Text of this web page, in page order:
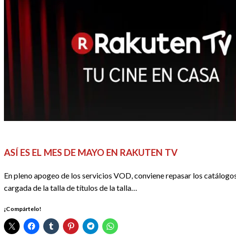
ASÍ ES EL MES DE MAYO EN RAKUTEN TV
En pleno apogeo de los servicios VOD, conviene repasar los
cargada de la talla de títulos de la talla…
¡Compártelo!